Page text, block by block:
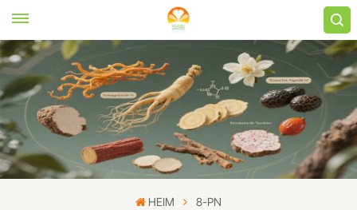
HEIM 8-PN